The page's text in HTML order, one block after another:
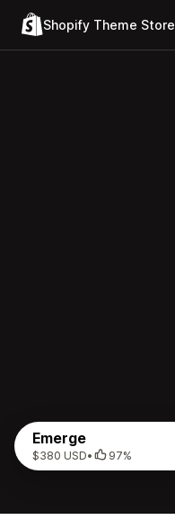
Shopify Theme Store
Emerge
$380 USD• 97%